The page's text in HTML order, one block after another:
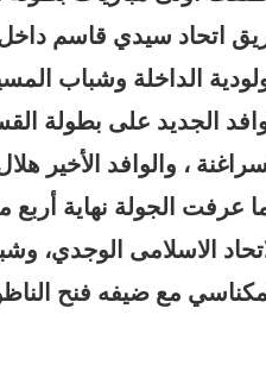
اتحاد سيدي قاسم داخل
الداخلة وشباب
الجديد على بطولة
، والوافد الأخير
عرفت الجولة نهاية أربع
الاسلامى الوجدي،
مع ضيفه فنح